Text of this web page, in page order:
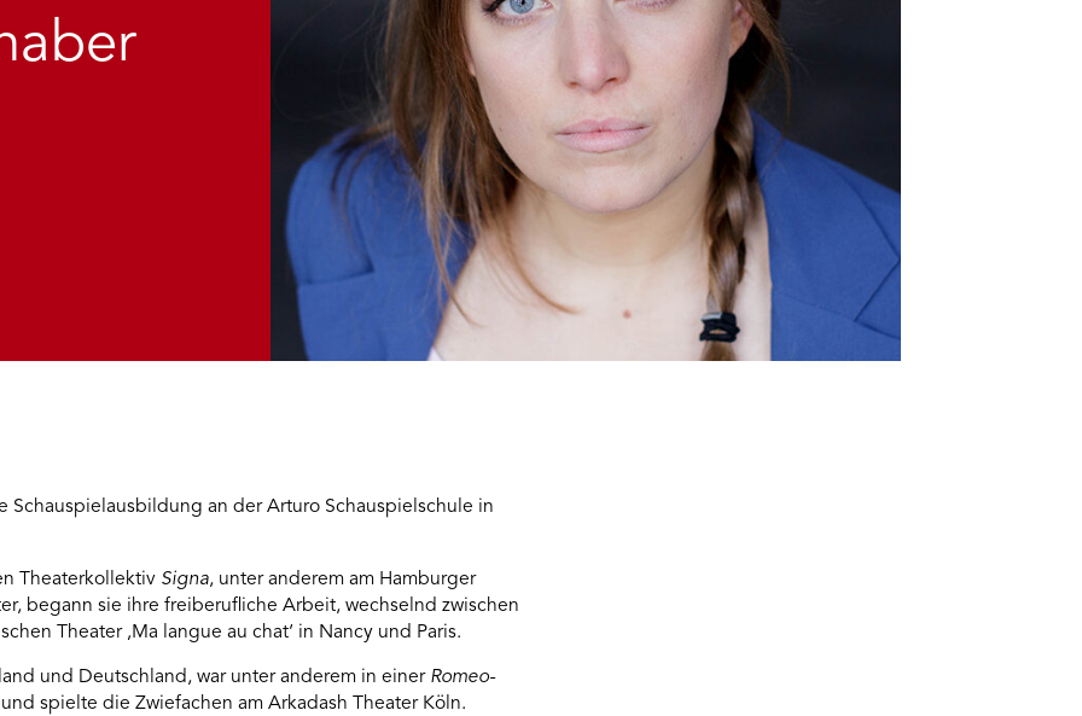
an der Arturo Schauspielschule in
Theaterkollektiv Signa, unter anderem am Hamburger
begann sie ihre freiberufliche Arbeit, wechselnd zwischen
Theater ‚Ma langue au chat‘ in Nancy und Paris.
und Deutschland, war unter anderem in einer Romeo-
spielte die Zwiefachen am Arkadash Theater Köln.